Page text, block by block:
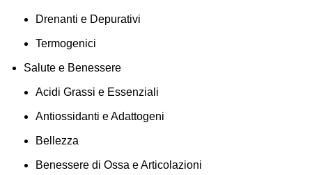
Drenanti e Depurativi
Termogenici
Salute e Benessere
Acidi Grassi e Essenziali
Antiossidanti e Adattogeni
Bellezza
Benessere di Ossa e Articolazioni